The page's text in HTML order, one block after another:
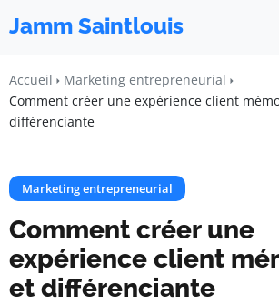
Jamm Saintlouis
Accueil
Marketing entrepreneurial
Comment créer une expérience client
différenciante
Marketing entrepreneurial
Comment créer une
expérience client
et différenciante